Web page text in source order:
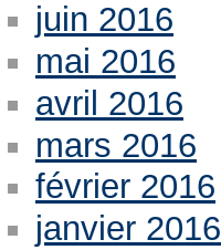
juin 2016
mai 2016
avril 2016
mars 2016
février 2016
janvier 2016